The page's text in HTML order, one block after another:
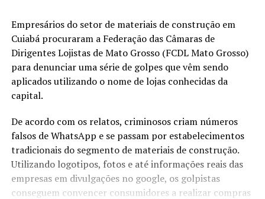
Empresários do setor de materiais de construção em
Cuiabá procuraram a Federação das Câmaras de
Dirigentes Lojistas de Mato Grosso (FCDL Mato Grosso)
para denunciar uma série de golpes que vêm sendo
aplicados utilizando o nome de lojas conhecidas da
capital.
De acordo com os relatos, criminosos criam números
falsos de WhatsApp e se passam por estabelecimentos
tradicionais do segmento de materiais de construção.
Utilizando logotipos, fotos e até informações reais das
empresas em divulgações no google, os golpistas
conseguem convencer consumidores a realizar compras